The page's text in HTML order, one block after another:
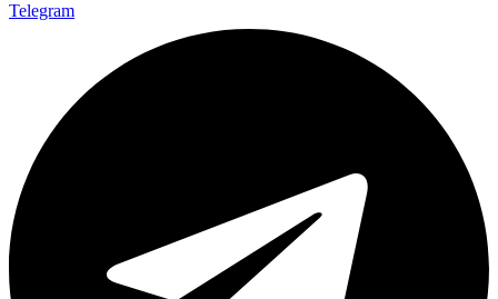
Telegram